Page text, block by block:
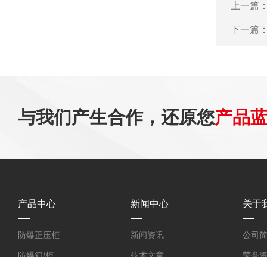
上一篇
下一篇
与我们产生合作，还原您产品
产品中心
防爆正压柜
新闻中心
新闻资讯
关于
公司